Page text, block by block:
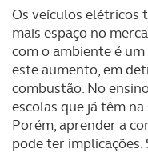
Os veículos elétricos
mais espaço no
com o ambiente é
este aumento, em
combustão. No
escolas que já têm
Porém, aprender a
pode ter implicações.